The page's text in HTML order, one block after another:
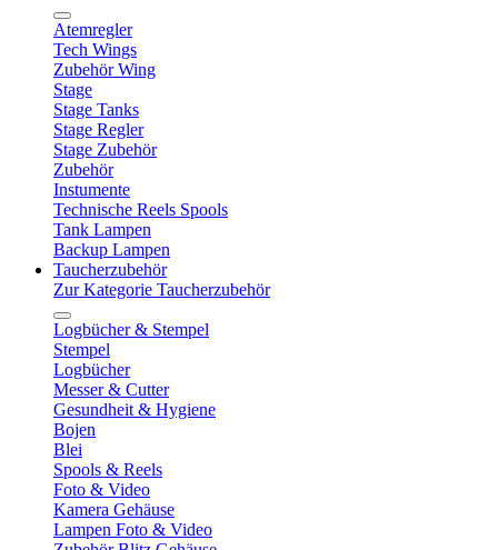
Atemregler
Tech Wings
Zubehör Wing
Stage
Stage Tanks
Stage Regler
Stage Zubehör
Zubehör
Instumente
Technische Reels Spools
Tank Lampen
Backup Lampen
Taucherzubehör
Zur Kategorie Taucherzubehör
Logbücher & Stempel
Stempel
Logbücher
Messer & Cutter
Gesundheit & Hygiene
Bojen
Blei
Spools & Reels
Foto & Video
Kamera Gehäuse
Lampen Foto & Video